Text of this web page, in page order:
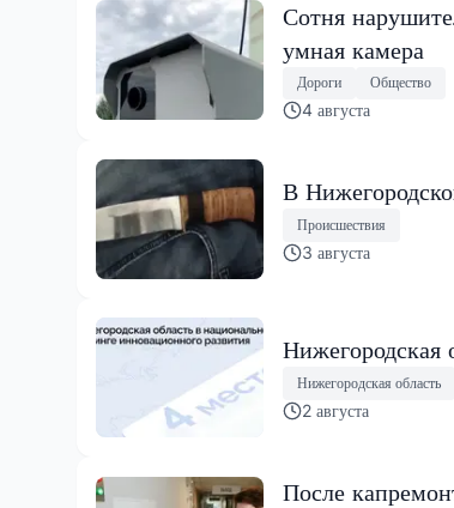
Сотня
умная камера
Дороги Общество
4 августа
В
Происшествия
3 августа
Нижегородская
Нижегородская область
2 августа
После